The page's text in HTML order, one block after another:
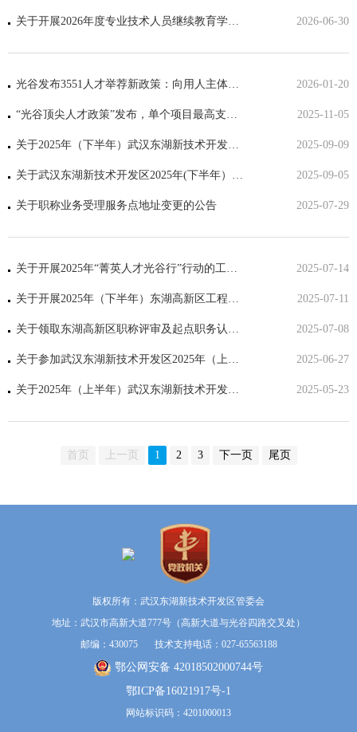
关于开展2026年度专业技术人员继续教育学习工作的通知 2026-06-30
光谷发布3551人才举荐新政策：向用人主体放权，为人才松绑 2026-01-20
“光谷顶尖人才政策”发布，单个项目最高支持1亿元 2025-11-05
关于2025年（下半年）武汉东湖新技术开发区工程系列高、中级职称评审申报工作的通知 2025-09-09
关于武汉东湖新技术开发区2025年(下半年）工程系列职称评审水平能力测试成绩查询的通知 2025-09-05
关于职称业务受理服务点地址变更的公告 2025-07-29
关于开展2025年“菁英人才光谷行”行动的工作通知 2025-07-14
关于开展2025年（下半年）东湖高新区工程系列专业技术职务水平能力测试工作的通知 2025-07-11
关于领取东湖高新区职称评审及起点职务认定材料的通知 2025-07-08
关于参加武汉东湖新技术开发区2025年（上半年）工程技术职称评审人员的评前公示 2025-06-27
关于2025年（上半年）武汉东湖新技术开发区工程系列高中级职称评审申报工作的通知 2025-05-23
首页 上一页 1 2 3 下一页 尾页
版权所有：武汉东湖新技术开发区管委会
地址：武汉市高新大道777号（高新大道与光谷四路交叉处）
邮编：430075 技术支持电话：027-65563188
鄂公网安备 42018502000744号
鄂ICP备16021917号-1
网站标识码：4201000013